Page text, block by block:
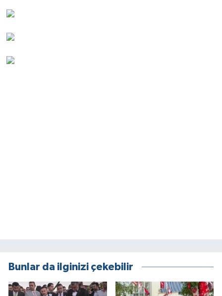
Bunlar da ilginizi çekebilir